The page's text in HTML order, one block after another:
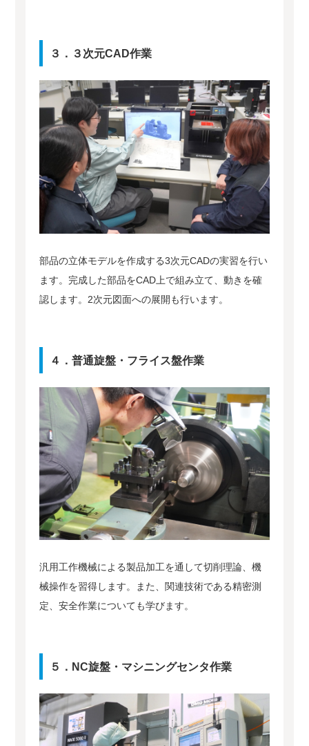
３．３次元CAD作業
部品の立体モデルを作成する3次元CADの実習を行い
ます。完成した部品をCAD上で組み立て、動きを確
認します。2次元図面への展開も行います。
４．普通旋盤・フライス盤作業
汎用工作機械による製品加工を通して切削理論、機
械操作を習得します。また、関連技術である精密測
定、安全作業についても学びます。
５．NC旋盤・マシニングセンタ作業